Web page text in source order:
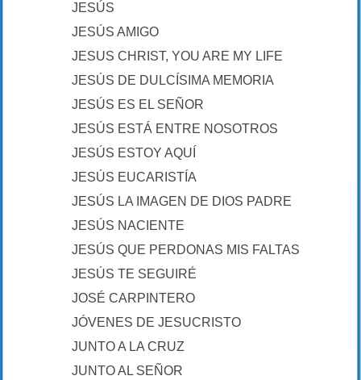
JESÚS
JESÚS AMIGO
JESUS CHRIST, YOU ARE MY LIFE
JESÚS DE DULCÍSIMA MEMORIA
JESÚS ES EL SEÑOR
JESÚS ESTÁ ENTRE NOSOTROS
JESÚS ESTOY AQUÍ
JESÚS EUCARISTÍA
JESÚS LA IMAGEN DE DIOS PADRE
JESÚS NACIENTE
JESÚS QUE PERDONAS MIS FALTAS
JESÚS TE SEGUIRÉ
JOSÉ CARPINTERO
JÓVENES DE JESUCRISTO
JUNTO A LA CRUZ
JUNTO AL SEÑOR